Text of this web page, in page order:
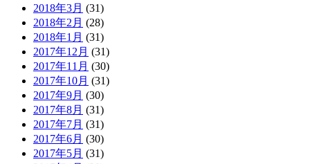
2018年3月 (31)
2018年2月 (28)
2018年1月 (31)
2017年12月 (31)
2017年11月 (30)
2017年10月 (31)
2017年9月 (30)
2017年8月 (31)
2017年7月 (31)
2017年6月 (30)
2017年5月 (31)